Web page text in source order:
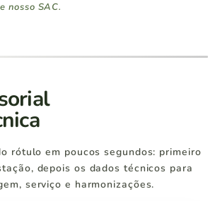
R$ 500
nosso SAC.
rótulo em poucos segundos: primeiro
depois os dados técnicos para
serviço e harmonizações.